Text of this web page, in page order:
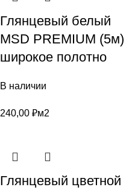
Глянцевый белый
MSD PREMIUM (5м)
широкое полотно
В наличии
240,00 ₽м2
Глянцевый цветной